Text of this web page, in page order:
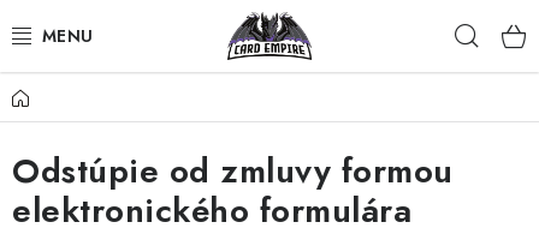
na
POKÉMON
MAGIC THE GATHERING
ŠPORTY
Domov
Odstúpie od zmluvy formou
elektronického formulára